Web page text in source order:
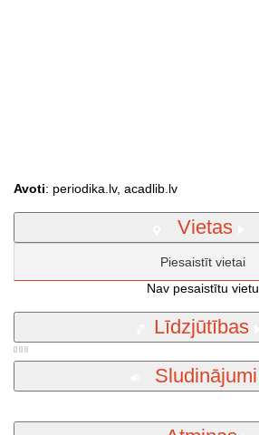
Avoti: periodika.lv, acadlib.lv
Vietas
Piesaistīt vietai
Nav pesaistītu vietu
Līdzjūtības
Sludinājumi